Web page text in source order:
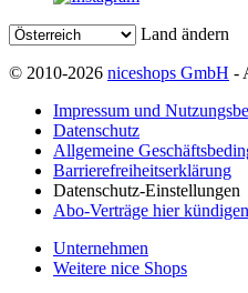
Land ändern
© 2010-2026 niceshops GmbH -
Impressum und
Datenschutz
Allgemeine
Barrierefreiheitserklärung
Datenschutz-Einstellungen
Abo-Verträge hier kündigen
Unternehmen
Weitere nice Shops